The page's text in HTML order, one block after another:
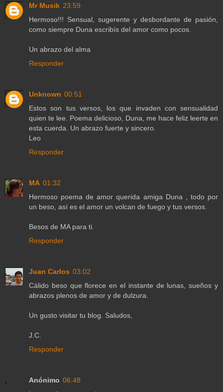
Mr Musik 23:59
Hermoso!!! Sensual, sugerente y desbordante de pasión,
como siempre Duna escribís del amor como pocos.
Un abrazo del alma
Responder
Unknown 00:51
Estos son tus versos, los que invaden con sensualidad
quien te lee. Poema delicioso, Duna, me hace feliz leerte en
esta cuerda. Un abrazo fuerte y sincero.
Leo
Responder
MA 01:32
Hermoso poema de amor querida amiga Duna , todo por
un beso, así es el amor un volcan de fuego y tus versos.
Besos de MA para ti.
Responder
Juan Carlos 03:02
Cálido beso que florece en el instante de lunas, sueños y
abrazos plenos de amor y de dulzura.
Un gusto visitar tu blog. Saludos,
J.C.
Responder
Anónimo 06:48